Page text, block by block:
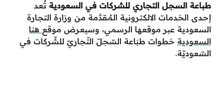
طباعة السجل التجاري للشركات في السعودية تُعد
إحدى الخدمات الالكترونية المُقدَّمة من وزارة التجارة
السعودية عبر موقعها الرسمي، وسيعرض موقع هنا
السعودية خطوات طبَاعة السّجلّ التّجاريّ للشّركات في
السّعوديّة.